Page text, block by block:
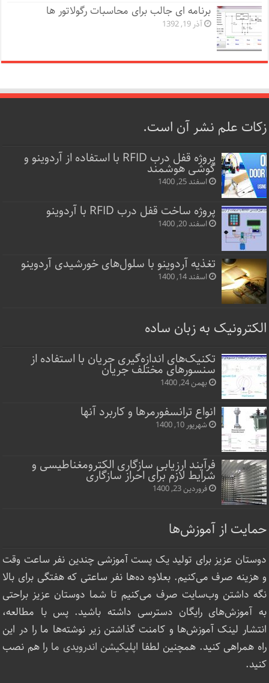
برنامه ای جالب برای محاسبات رگولاتور ها
آذر 19, 1392
زکات علم نشر آن است.
پروژه قفل‌ درب RFID با استفاده از آردوینو و
گوشی هوشمند
اسفند 25, 1400
پروژه ساخت قفل‌ درب RFID با آردوینو
اسفند 20, 1400
تغذیه آردوینو با سلول‌های خورشیدی آردوینو
اسفند 14, 1400
الکترونیک به زبان ساده
تکنیک‌های اندازه‌گیری جریان با استفاده از
سنسورهای مختلف جریان
بهمن 24, 1400
انواع ترانسفورمرها و کاربرد آنها
شهریور 10, 1400
فرآیند ارزیابی سازگاری الکترومغناطیسی و
شرایط لازم برای احراز سازگاری
فروردین 23, 1400
حمایت از آموزش‌ها
دوستان عزیز برای تولید یک پست آموزشی چندین نفر ساعت‌ وقت
و هزینه صرف می‌کنیم. بعلاوه ده‌ها نفر ساعتی که هفتگی برای بالا
نگه داشتن وب‌سایت صرف ‌می‌کنیم تا شما دوستان عزیز براحتی
به آموزش‌های رایگان دسترسی داشته باشید. پس با مطالعه،
انتشار لینک‌ آموزش‌ها و کامنت گذاشتن زیر نوشته‌‌ها ما را در این
راه همراهی کنید. همچنین لطفا اپلیکیشن اندرویدی ما را هم نصب
کنید.